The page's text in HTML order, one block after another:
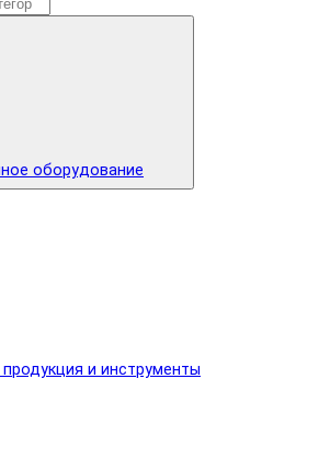
оборудование
и инструменты